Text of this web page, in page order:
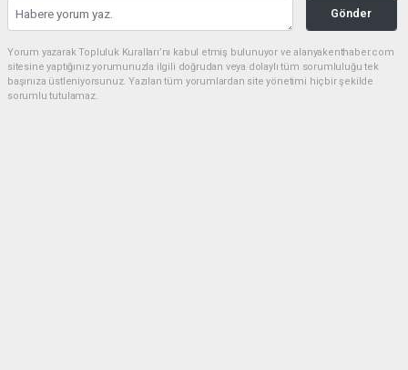
Gönder
Yorum yazarak Topluluk Kuralları’nı kabul etmiş bulunuyor ve alanyakenthaber.com
sitesine yaptığınız yorumunuzla ilgili doğrudan veya dolaylı tüm sorumluluğu tek
başınıza üstleniyorsunuz. Yazılan tüm yorumlardan site yönetimi hiçbir şekilde
sorumlu tutulamaz.